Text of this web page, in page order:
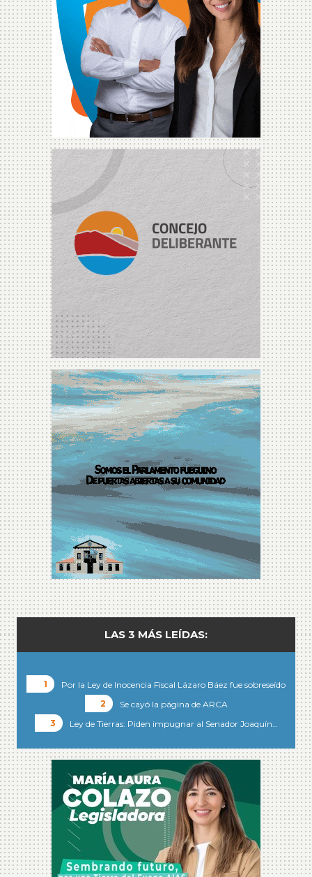
LAS 3 MÁS LEÍDAS:
Por la Ley de Inocencia Fiscal Lázaro Báez fue sobreseído
Se cayó la página de ARCA
Ley de Tierras: Piden impugnar al Senador Joaquín…